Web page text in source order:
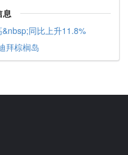
息
同比上升11.8%
拜棕榈岛